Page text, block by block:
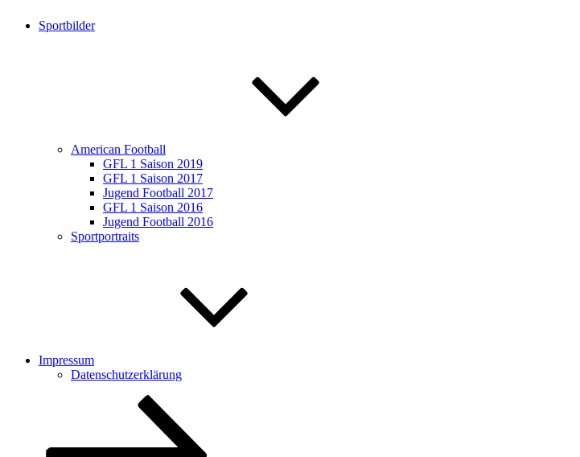
Sportbilder
American Football
GFL 1 Saison 2019
GFL 1 Saison 2017
Jugend Football 2017
GFL 1 Saison 2016
Jugend Football 2016
Sportportraits
Impressum
Datenschutzerklärung